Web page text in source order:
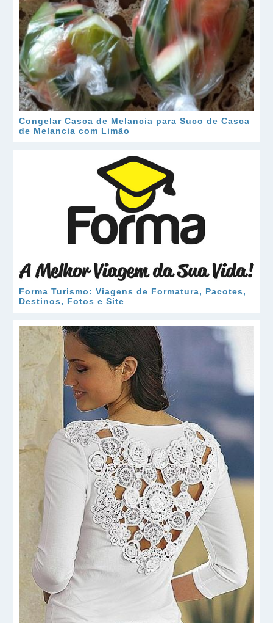
Congelar Casca de Melancia para Suco de Casca
de Melancia com Limão
Forma Turismo: Viagens de Formatura, Pacotes,
Destinos, Fotos e Site